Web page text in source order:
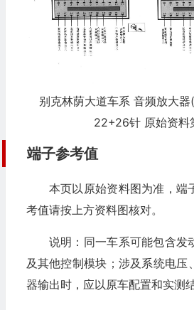
别克林荫大道车系 音频放大
22+26针 原始资料
端子参考值
本页以原始资料图为准，端
考值请按上方资料图核对。
说明：同一车系可能包含发
及其他控制模块；涉及系统电压
器输出时，应以原车配置和实测